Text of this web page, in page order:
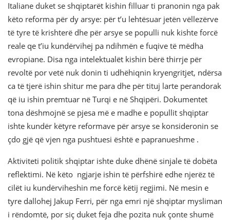
Italiane duket se shqiptarët kishin filluar ti pranonin nga pak
këto reforma për dy arsye: për t’u lehtësuar jetën vëllezërve
të tyre të krishterë dhe për arsye se populli nuk kishte forcë
reale qe t’iu kundërvihej pa ndihmën e fuqive të mëdha
evropiane. Disa nga intelektualët kishin bërë thirrje për
revoltë por vetë nuk donin ti udhëhiqnin kryengritjet, ndërsa
ca të tjerë ishin shitur me para dhe për tituj larte perandorak
që iu ishin premtuar në Turqi e në Shqipëri. Dokumentet
tona dëshmojnë se pjesa më e madhe e popullit shqiptar
ishte kundër këtyre reformave për arsye se konsideronin se
çdo gjë që vjen nga pushtuesi është e papranueshme .
Aktiviteti politik shqiptar ishte duke dhënë sinjale të dobëta
reflektimi. Në këto ngjarje ishin të përfshirë edhe njerëz të
cilët iu kundërviheshin me forcë këtij regjimi. Në mesin e
tyre dallohej Jakup Ferri, për nga emri një shqiptar mysliman
i rëndomtë, por siç duket feja dhe pozita nuk çonte shumë